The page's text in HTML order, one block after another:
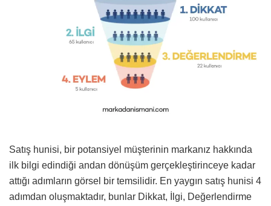
Satış hunisi, bir potansiyel müşterinin markanız hakkında
ilk bilgi edindiği andan dönüşüm gerçekleştirinceye kadar
attığı adımların görsel bir temsilidir. En yaygın satış hunisi 4
adımdan oluşmaktadır, bunlar Dikkat, İlgi, Değerlendirme